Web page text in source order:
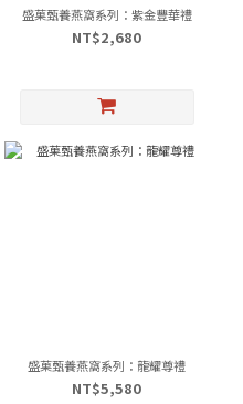
盛菓甄養燕窩系列：紫金豐華禮
NT$2,680
盛菓甄養燕窩系列：龍耀尊禮
NT$5,580